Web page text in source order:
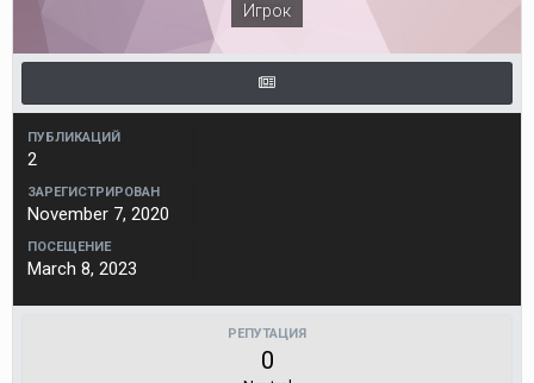
Игрок
ПУБЛИКАЦИЙ
2
ЗАРЕГИСТРИРОВАН
November 7, 2020
ПОСЕЩЕНИЕ
March 8, 2023
РЕПУТАЦИЯ
0